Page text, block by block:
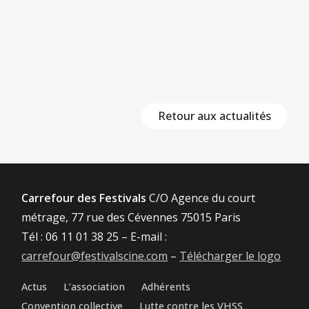
Retour aux actualités
Carrefour des Festivals C/O Agence du court
métrage, 77 rue des Cévennes 75015 Paris
Tél : 06 11 01 38 25 – E-mail :
carrefour@festivalscine.com – Télécharger le logo
Actus L’association
Adhérents
Convention collective
Lutte contre les VHSS